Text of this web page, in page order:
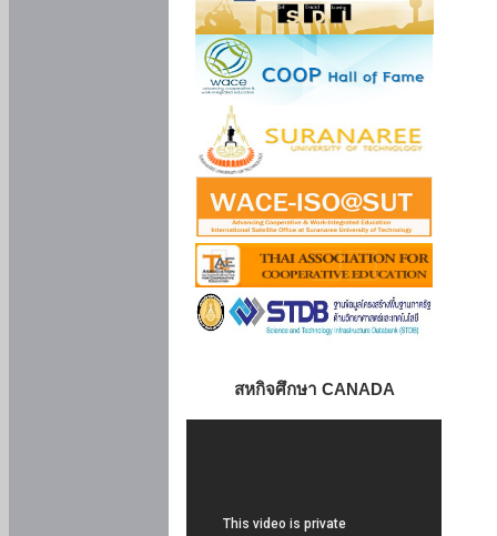
สหกิจศึกษา CANADA